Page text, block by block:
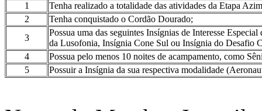
1
Tenha realizado a totalidade das atividades da Etapa
2
Tenha conquistado o Cordão Dourado;
3
Possua uma das seguintes Insígnias de Interesse
da Lusofonia, Insígnia Cone Sul ou Insígnia do Desafio
4
Possua pelo menos 10 noites de acampamento, como
5
Possuir a Insígnia da sua respectiva modalidade